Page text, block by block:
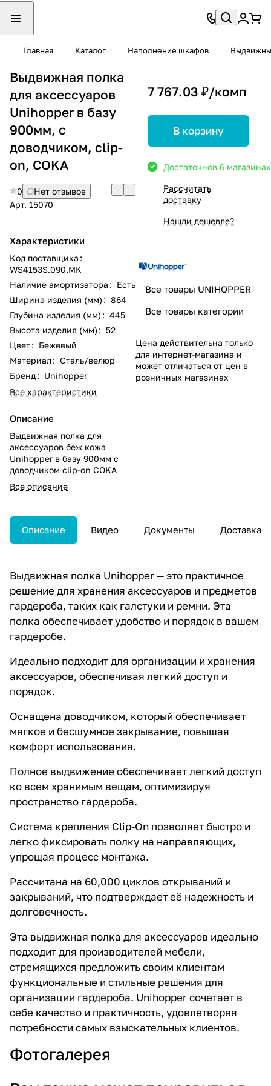
Главная Каталог Наполнение шкафов
Выдвижная полка
для аксессуаров
Unihopper в базу
900мм, с
доводчиком, clip-
on, COKA
0
Нет отзывов
Арт. 15070
Характеристики
Код поставщика :
WS4153S.090.MK
Наличие амортизатора : Есть
Ширина изделия (мм) : 864
Глубина изделия (мм) : 445
Высота изделия (мм) : 52
Цвет: Бежевый
Материал : Сталь/велюр
Бренд: Unihopper
Все характеристики
Описание
Выдвижная полка для
аксессуаров беж кожа
Unihopper в базу 900мм с
доводчиком clip-on COKA
Все описание
7 767.03 ₽/комп
В корзину
Достаточнов 6 магазинах
Рассчитать
доставку
Нашли дешевле?
Все товары UNIHOPPER
Все товары категории
Цена действительна только
для интернет-магазина и
может отличаться от цен в
розничных магазинах
Описание Видео Документы Доставка
Выдвижная полка Unihopper — это практичное
решение для хранения аксессуаров и предметов
гардероба, таких как галстуки и ремни. Эта
полка обеспечивает удобство и порядок в вашем
гардеробе.
Идеально подходит для организации и хранения
аксессуаров, обеспечивая легкий доступ и
порядок.
Оснащена доводчиком, который обеспечивает
мягкое и бесшумное закрывание, повышая
комфорт использования.
Полное выдвижение обеспечивает легкий доступ
ко всем хранимым вещам, оптимизируя
пространство гардероба.
Система крепления Clip-On позволяет быстро и
легко фиксировать полку на направляющих,
упрощая процесс монтажа.
Рассчитана на 60,000 циклов открываний и
закрываний, что подтверждает её надежность и
долговечность.
Эта выдвижная полка для аксессуаров идеально
подходит для производителей мебели,
стремящихся предложить своим клиентам
функциональные и стильные решения для
организации гардероба. Unihopper сочетает в
себе качество и практичность, удовлетворяя
потребности самых взыскательных клиентов.
Фотогалерея